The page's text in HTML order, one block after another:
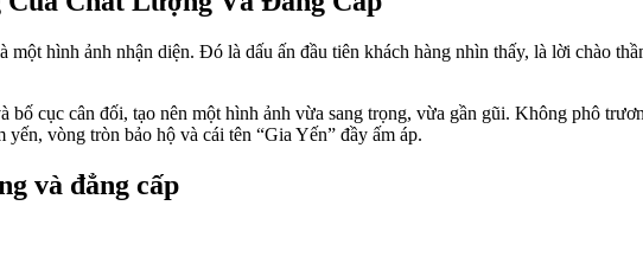
hình ảnh nhận diện. Đó là dấu ấn đầu tiên khách hàng nhìn thấy, là lời chào
bố cục cân đối, tạo nên một hình ảnh vừa sang trọng, vừa gần gũi. Không phô
vòng tròn bảo hộ và cái tên “Gia Yến” đầy ấm áp.